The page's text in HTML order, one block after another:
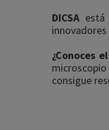
DICSAestá
¿Conoces
consigue